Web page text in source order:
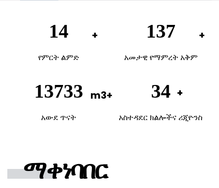
20
የምርት ልምድ
200
አመታዊ የማምረት አቅም
20000
አውደ ጥናት
50
አስተዳደር ክልሎችና ሪጂዮንስ
ማቀነባበር